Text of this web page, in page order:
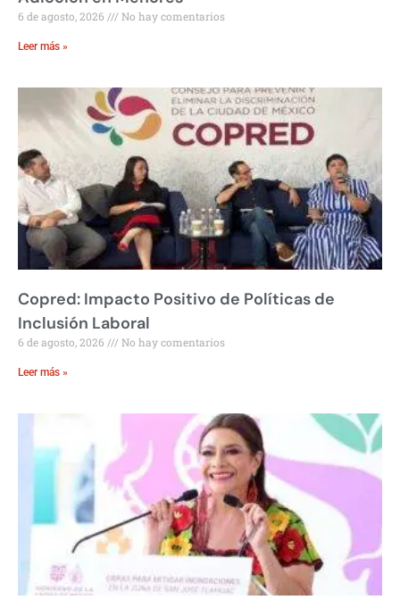
6 de agosto, 2026 No hay comentarios
Leer más »
Copred: Impacto Positivo de Políticas de
Inclusión Laboral
6 de agosto, 2026 No hay comentarios
Leer más »